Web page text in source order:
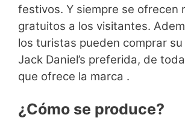
festivos. Y siempre se ofrecen
gratuitos a los visitantes.
los turistas pueden comprar
Jack Daniel’s preferida, de
que ofrece la marca .
¿Cómo se produce?